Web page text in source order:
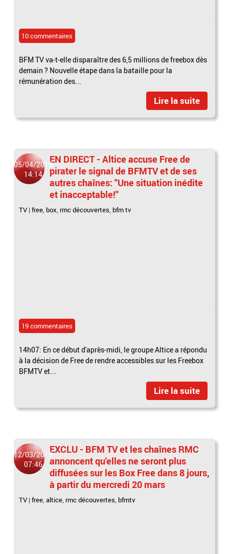
10 commentaires
BFM TV va-t-elle disparaître des 6,5 millions de freebox dès
demain ? Nouvelle étape dans la bataille pour la
rémunération des...
Lire la suite
05/04/2019
14:14
EN DIRECT - Altice accuse Free de
pirater le signal de BFMTV et de ses
autres chaînes: "Une situation inédite
et inacceptable!"
TV |free, box, rmc découvertes, bfm tv
19 commentaires
14h07: En ce début d'après-midi, le groupe Altice a répondu
à la décision de Free de rendre accessibles sur les Freebox
BFMTV et...
Lire la suite
12/03/2019
07:46
EXCLU - BFM TV et les chaînes RMC
annoncent qu'elles ne seront plus
diffusées sur les Box Free dans 8 jours,
à partir du mercredi 20 mars
TV |free ,altice rmc découvertes bfmtv